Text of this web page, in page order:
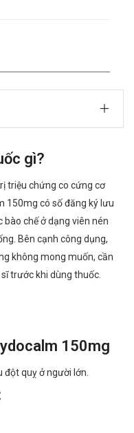
gì?
triệu chứng co cứng cơ
150mg có số đăng ký lưu
bào chế ở dạng viên nén
Bên cạnh công dụng,
không mong muốn, cần
trước khi dùng thuốc.
150mg
quỵ ở người lớn.